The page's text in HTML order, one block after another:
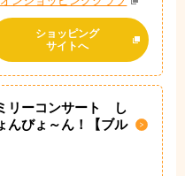
ショッピング
サイトへ
リーコンサート し
んびょ～ん！【ブル